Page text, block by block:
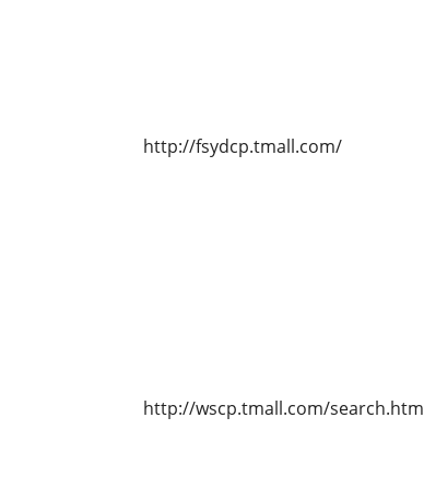
http://fsydcp.tmall.com/
http://wscp.tmall.com/search.htm